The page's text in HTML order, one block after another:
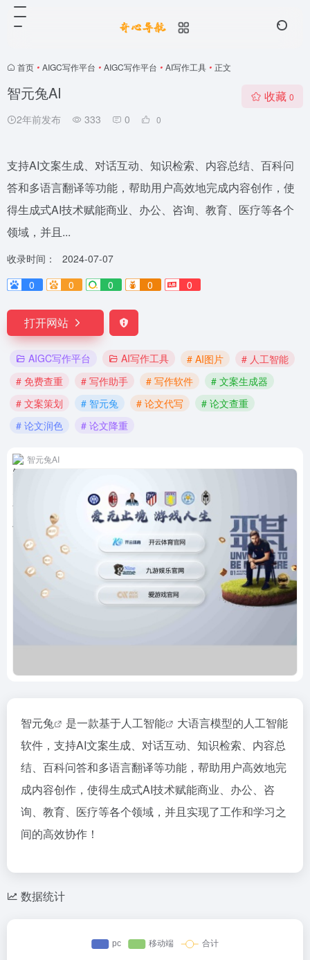
首页 • AIGC写作平台 • AIGC写作平台 • AI写作工具 • 正文
智元兔AI
2年前发布 333 0 0
收藏 0
支持AI文案生成、对话互动、知识检索、内容总结、百科问
答和多语言翻译等功能，帮助用户高效地完成内容创作，使
得生成式AI技术赋能商业、办公、咨询、教育、医疗等各个
领域，并且...
收录时间：
2024-07-07
0
0 0 0 0
打开网站
AIGC写作平台 AI写作工具 # AI图片
# 人工智能
# 免费查重
# 写作助手 # 写作软件
# 文案生成器
# 文案策划
# 智元兔 # 论文代写
# 论文查重
# 论文润色
# 论文降重
智元兔AI
智元兔 是一款基于人工智能
大语言模型的人工智能
软件，支持AI文案生成、对话互动、知识检索、内容总
结、百科问答和多语言翻译等功能，帮助用户高效地完
成内容创作，使得生成式AI技术赋能商业、办公、咨
询、教育、医疗等各个领域，并且实现了工作和学习之
间的高效协作！
数据统计